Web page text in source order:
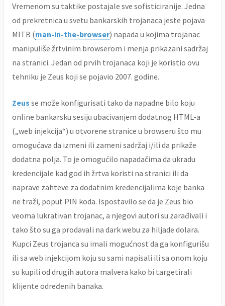
Vremenom su taktike postajale sve sofisticiranije. Jedna
od prekretnica u svetu bankarskih trojanaca jeste pojava
MITB (man-in-the-browser) napada u kojima trojanac
manipuliše žrtvinim browserom i menja prikazani sadržaj
na stranici. Jedan od prvih trojanaca koji je koristio ovu
tehniku je Zeus koji se pojavio 2007. godine.
Zeus se može konfigurisati tako da napadne bilo koju
online bankarsku sesiju ubacivanjem dodatnog HTML-a
(„web injekcija“) u otvorene stranice u browseru što mu
omogućava da izmeni ili zameni sadržaj i/ili da prikaže
dodatna polja. To je omogućilo napadačima da ukradu
kredencijale kad god ih žrtva koristi na stranici ili da
naprave zahteve za dodatnim kredencijalima koje banka
ne traži, poput PIN koda. Ispostavilo se da je Zeus bio
veoma lukrativan trojanac, a njegovi autori su zarađivali i
tako što su ga prodavali na dark webu za hiljade dolara.
Kupci Zeus trojanca su imali mogućnost da ga konfigurišu
ili sa web injekcijom koju su sami napisali ili sa onom koju
su kupili od drugih autora malvera kako bi targetirali
klijente određenih banaka.